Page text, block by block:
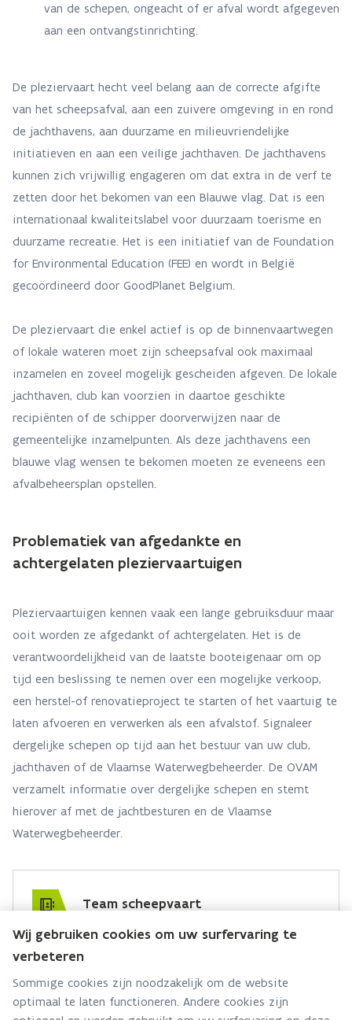
van de schepen, ongeacht of er afval wordt afgegeven
aan een ontvangstinrichting.
De pleziervaart hecht veel belang aan de correcte afgifte
van het scheepsafval, aan een zuivere omgeving in en rond
de jachthavens, aan duurzame en milieuvriendelijke
initiatieven en aan een veilige jachthaven. De jachthavens
kunnen zich vrijwillig engageren om dat extra in de verf te
zetten door het bekomen van een Blauwe vlag. Dat is een
internationaal kwaliteitslabel voor duurzaam toerisme en
duurzame recreatie. Het is een initiatief van de Foundation
for Environmental Education (FEE) en wordt in België
gecoördineerd door GoodPlanet Belgium.
De pleziervaart die enkel actief is op de binnenvaartwegen
of lokale wateren moet zijn scheepsafval ook maximaal
inzamelen en zoveel mogelijk gescheiden afgeven. De lokale
jachthaven, club kan voorzien in daartoe geschikte
recipiënten of de schipper doorverwijzen naar de
gemeentelijke inzamelpunten. Als deze jachthavens een
blauwe vlag wensen te bekomen moeten ze eveneens een
afvalbeheersplan opstellen.
Problematiek van afgedankte en
achtergelaten pleziervaartuigen
Pleziervaartuigen kennen vaak een lange gebruiksduur maar
ooit worden ze afgedankt of achtergelaten. Het is de
verantwoordelijkheid van de laatste booteigenaar om op
tijd een beslissing te nemen over een mogelijke verkoop,
een herstel-of renovatieproject te starten of het vaartuig te
laten afvoeren en verwerken als een afvalstof. Signaleer
dergelijke schepen op tijd aan het bestuur van uw club,
jachthaven of de Vlaamse Waterwegbeheerder. De OVAM
verzamelt informatie over dergelijke schepen en stemt
hierover af met de jachtbesturen en de Vlaamse
Waterwegbeheerder.
Team scheepvaart
Hebt u een vraag voor dit team? Stel ze hier:
Via contact formulier
Alle contactgegevens
Wij gebruiken cookies om uw surfervaring te
verbeteren
Sommige cookies zijn noodzakelijk om de website
optimaal te laten functioneren. Andere cookies zijn